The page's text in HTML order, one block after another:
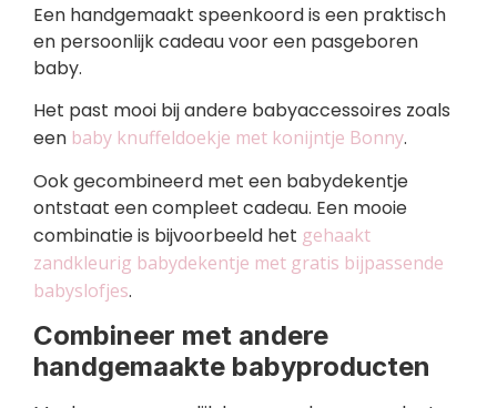
Een handgemaakt speenkoord is een praktisch
en persoonlijk cadeau voor een pasgeboren
baby.
Het past mooi bij andere babyaccessoires zoals
een baby knuffeldoekje met konijntje Bonny.
Ook gecombineerd met een babydekentje
ontstaat een compleet cadeau. Een mooie
combinatie is bijvoorbeeld het gehaakt
zandkleurig babydekentje met gratis bijpassende
babyslofjes.
Combineer met andere
handgemaakte babyproducten